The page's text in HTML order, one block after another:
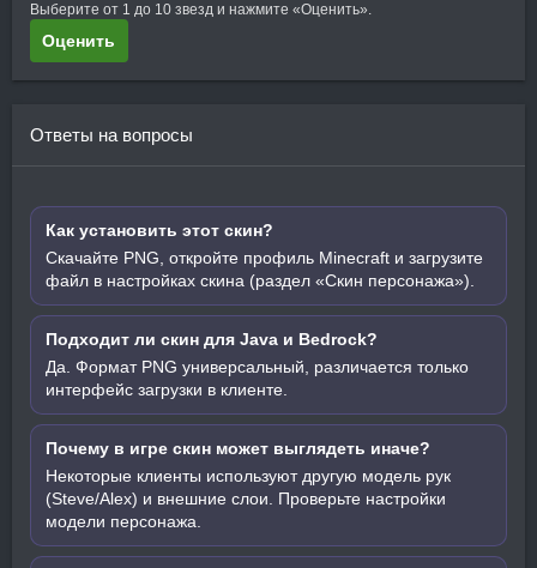
Выберите от 1 до 10 звезд и нажмите «Оценить».
Оценить
Ответы на вопросы
Как установить этот скин?
Скачайте PNG, откройте профиль Minecraft и загрузите
файл в настройках скина (раздел «Скин персонажа»).
Подходит ли скин для Java и Bedrock?
Да. Формат PNG универсальный, различается только
интерфейс загрузки в клиенте.
Почему в игре скин может выглядеть иначе?
Некоторые клиенты используют другую модель рук
(Steve/Alex) и внешние слои. Проверьте настройки
модели персонажа.